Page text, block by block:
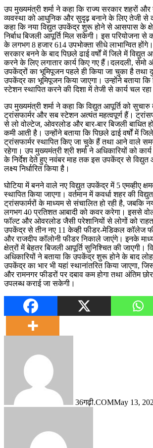
उप मुख्यमंत्री शर्मा ने कहा कि राज्य सरकार शहरों और
व्यवस्था को आधुनिक और सुदृढ़ बनाने के लिए तेजी से
कहा कि नया विद्युत उपकेंद्र शुरू होने से आसपास के
निर्बाध बिजली आपूर्ति मिल सकेगी। इस परियोजना से
के लगभग 8 हजार 614 उपभोक्ता सीधे लाभान्वित
सरकार बनने के बाद पिछले ढाई वर्षों में जिले में विद्युत
करने के लिए लगातार कार्य किए गए हैं।दलदली, सेमो
उपकेंद्रों का भूमिपूजन पहले ही किया जा चुका है तथा
उपकेंद्र का भूमिपूजन किया जाएगा। उन्होंने बताया
स्टेशन स्थापित करने की दिशा में तेजी से कार्य चल रहा
उप मुख्यमंत्री शर्मा ने कहा कि विद्युत आपूर्ति को
ट्रांसफार्मर और सब स्टेशन अत्यंत महत्वपूर्ण हैं।
से लो वोल्टेज, ओवरलोड और बार-बार बिजली बाधित
कमी आती है। उन्होंने बताया कि पिछले ढाई वर्षों में
ट्रांसफार्मर स्थापित किए जा चुके हैं तथा आने वाले
रहेगा। उप मुख्यमंत्री श्री शर्मा ने अधिकारियों को
के निर्देश देते हुए नवंबर माह तक इस उपकेंद्र से विद्युत
लक्ष्य निर्धारित किया है।
घोटिया में बनने वाले नए विद्युत उपकेंद्र में 5 एमव्हीए
स्थापित किया जाएगा। वर्तमान में कवर्धा शहर की
ट्रांसफार्मरों के माध्यम से संचालित हो रही है, जबकि
लगभग 40 प्रतिशत आबादी को कवर करेगा। इससे
फॉल्ट और ओवरलोड जैसी परेशानियों से लोगों को
उपकेंद्र से तीन नए 11 केव्ही फीडर-मेडिकल कॉलेज
और राजदीप कॉलोनी फीडर निकाले जाएंगे। इनके
क्षेत्रों में बेहतर बिजली आपूर्ति सुनिश्चित की जाएगी।
अधिकारियों ने बताया कि उपकेंद्र शुरू होने के बाद
उपकेंद्र का भार भी यहां स्थानांतरित किया जाएगा,
और रामनगर फीडरों पर दबाव कम होगा तथा अंतिम
उपलब्ध कराई जा सकेगी।
36गढ़ी.COMMay 13,